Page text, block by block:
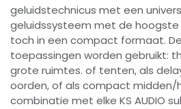
geluidstechnicus met een
geluidssysteem met de
toch in een compact formaat. De
toepassingen worden gebruikt:
grote ruimtes. of tenten, als
oorden, of als compact
combinatie met elke KS AUDIO